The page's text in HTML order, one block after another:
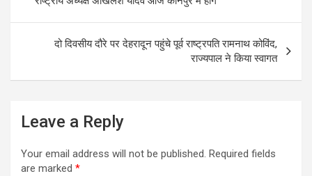
o
k
p
p
दो दिवसीय दौरे पर देहरादून पहुंचे पूर्व राष्ट्रपति रामनाथ कोविंद,
राज्यपाल ने किया स्वागत
Leave a Reply
Your email address will not be published. Required fields
are marked *